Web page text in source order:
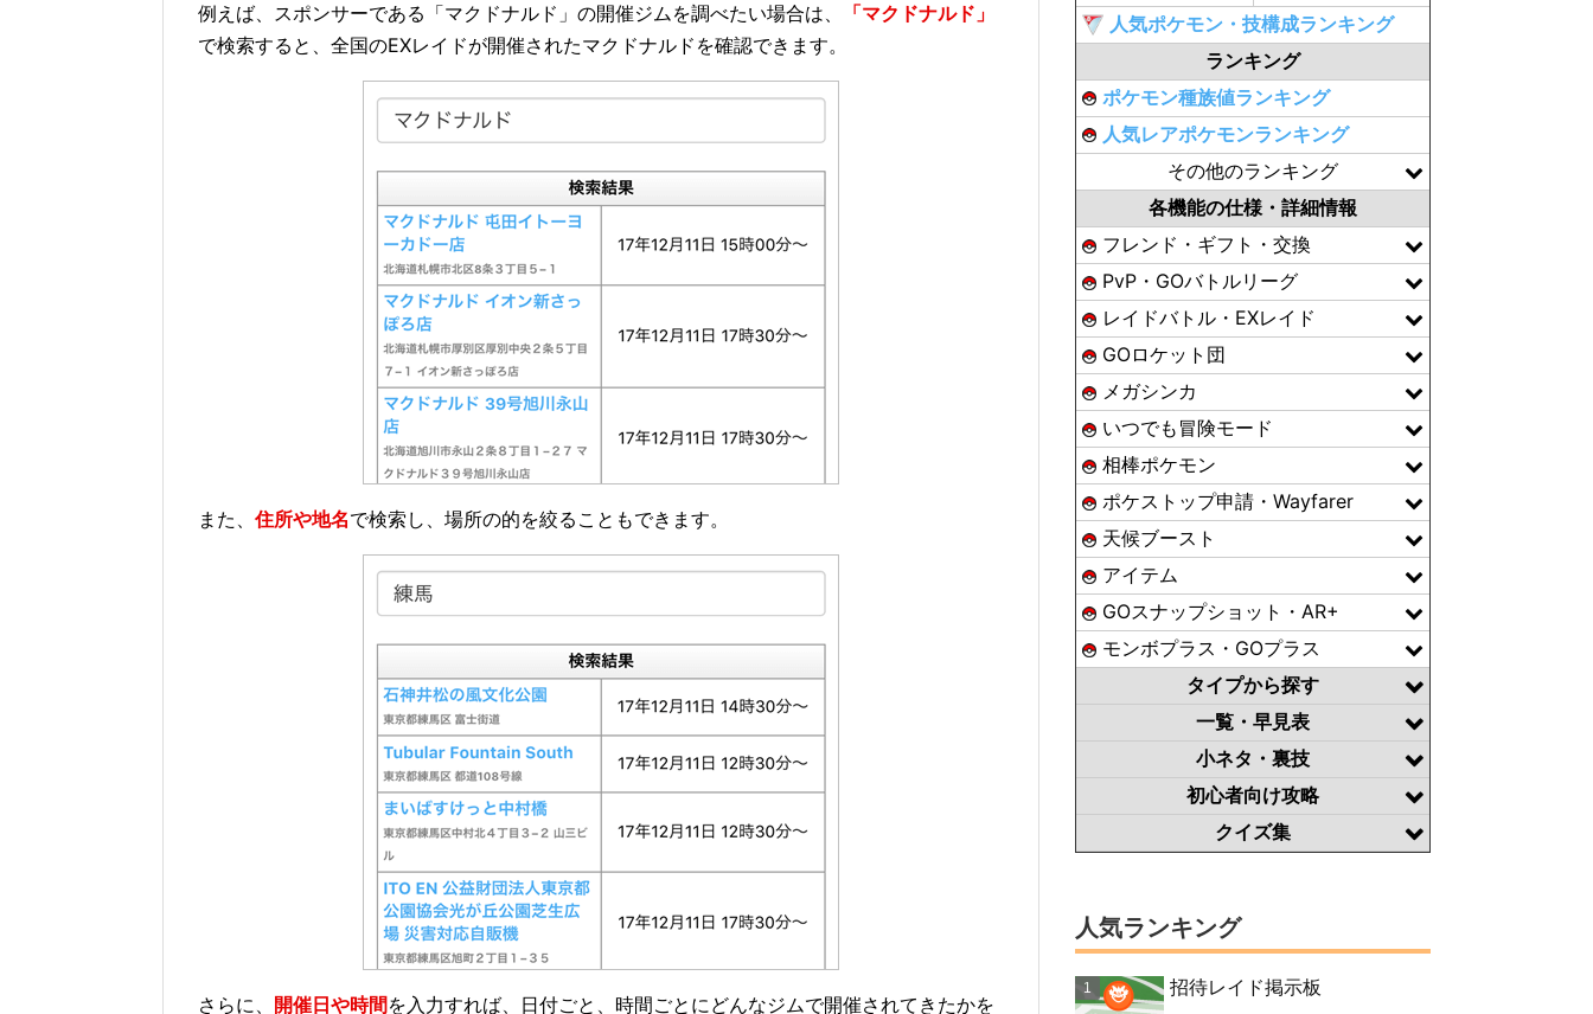
例えば、スポンサーである「マクドナルド」の開催ジムを調べたい場合は、
「マクドナルド」
で検索すると、全国のEXレイドが開催されたマクドナルドを確認できます。
また、 住所や地名で検索し、場所の的を絞ることもできます。
さらに、 開催日や時間 を入力すれば、日付ごと、時間ごとにどんなジムで開催されてきたかを
人気ポケモン・技構成ランキング
ランキング
ポケモン種族値ランキング
人気レアポケモンランキング
その他のランキング
各機能の仕様・詳細情報
フレンド・ギフト・交換
PvP・GOバトルリーグ
レイドバトル・EXレイド
GOロケット団
メガシンカ
いつでも冒険モード
相棒ポケモン
ポケストップ申請・Wayfarer
天候ブースト
アイテム
GOスナップショット・AR+
モンボプラス・GOプラス
タイプから探す
一覧・早見表
小ネタ・裏技
初心者向け攻略
クイズ集
人気ランキング
招待レイド掲示板